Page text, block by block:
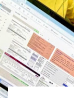
文